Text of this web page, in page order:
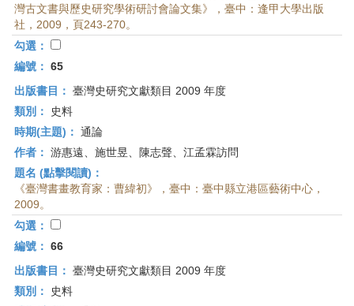
灣古文書與歷史研究學術研討會論文集》，臺中：逢甲大學出版
社，2009，頁243-270。
勾選：
編號： 65
出版書目： 臺灣史研究文獻類目 2009 年度
類別：
史料
時期(主題)： 通論
作者： 游惠遠、施世昱、陳志聲、江孟霖訪問
題名 (點擊閱讀)：
《臺灣書畫教育家：曹緯初》，臺中：臺中縣立港區藝術中心，
2009。
勾選：
編號： 66
出版書目： 臺灣史研究文獻類目 2009 年度
類別：
史料